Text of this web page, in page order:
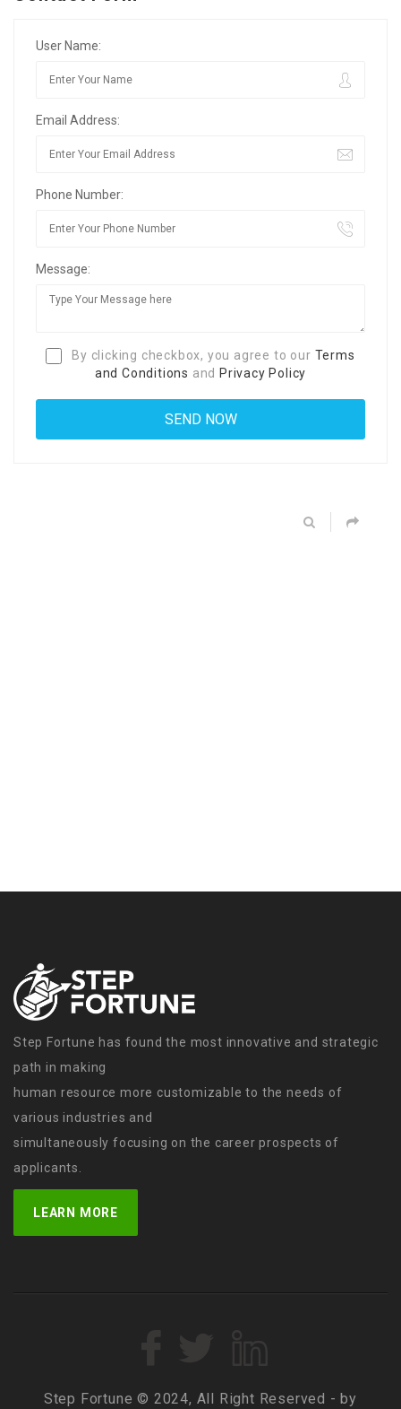
User Name:
Email Address:
Phone Number:
Message:
By clicking checkbox, you agree to our Terms
and Conditions and Privacy Policy
Step Fortune has found the most innovative and strategic
path in making
human resource more customizable to the needs of
various industries and
simultaneously focusing on the career prospects of
applicants.
LEARN MORE
Step Fortune © 2024, All Right Reserved - by